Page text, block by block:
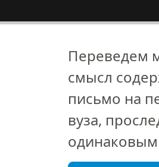
Переведем
смысл
письмо на
вуза,